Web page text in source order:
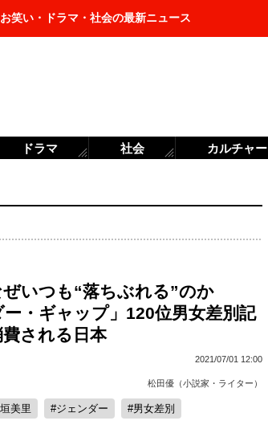
笑い・ドラマ・社会の最新ニュース
いつも“落ちぶれる”のか
・ギャップ」120位男女差別記
される日本
2021/07/01 12:00
松田優（小説家・ライター）
美里 ジェンダー 男女差別
ドラマ 社会 カルチャー